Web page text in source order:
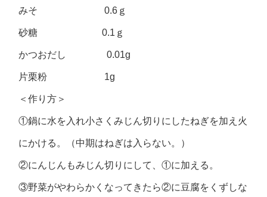
みそ 0.6ｇ
砂糖 0.1ｇ
かつおだし 0.01g
片栗粉 1g
＜作り方＞
①鍋に水を入れ小さくみじん切りにしたねぎを加え火
にかける。（中期はねぎは入らない。）
②にんじんもみじん切りにして、①に加える。
③野菜がやわらかくなってきたら②に豆腐をくずしな